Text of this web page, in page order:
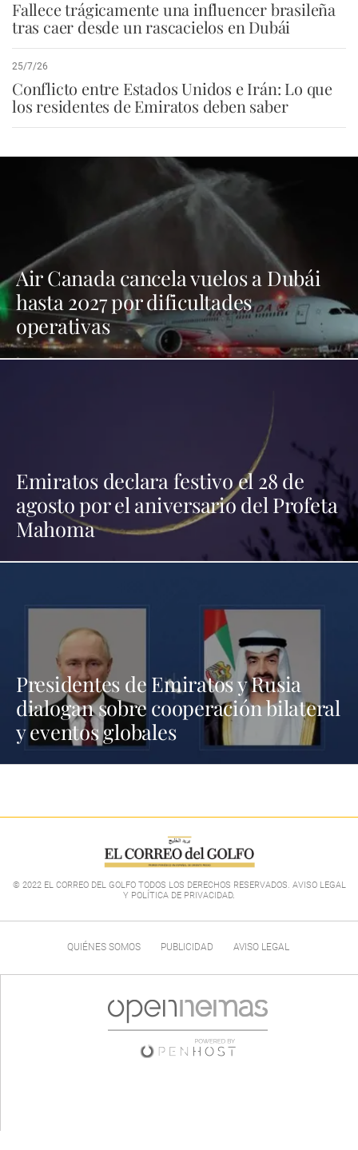
Fallece trágicamente una influencer brasileña
tras caer desde un rascacielos en Dubái
25/7/26
Conflicto entre Estados Unidos e Irán: Lo que
los residentes de Emiratos deben saber
Air Canada cancela vuelos a Dubái
hasta 2027 por dificultades
operativas
Emiratos declara festivo el 28 de
agosto por el aniversario del Profeta
Mahoma
Presidentes de Emiratos y Rusia
dialogan sobre cooperación bilateral
y eventos globales
© 2022 EL CORREO DEL GOLFO TODOS LOS DERECHOS RESERVADOS. AVISO LEGAL
Y POLÍTICA DE PRIVACIDAD.
QUIÉNES SOMOS PUBLICIDAD AVISO LEGAL